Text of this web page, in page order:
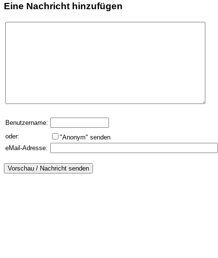
Eine Nachricht hinzufügen
Benutzername:
oder:
"Anonym" senden
eMail-Adresse: